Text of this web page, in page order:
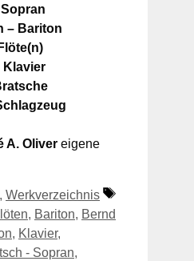
– Bariton
Klavier
A. Oliver eigene
, Werkverzeichnis
Schlagwörter
, Bariton, Bernd
, Klavier,
- Sopran,